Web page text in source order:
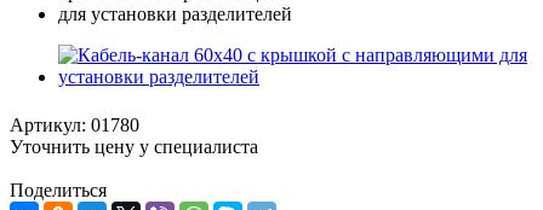
Артикул: 01780
Уточнить цену у специалиста
Поделиться